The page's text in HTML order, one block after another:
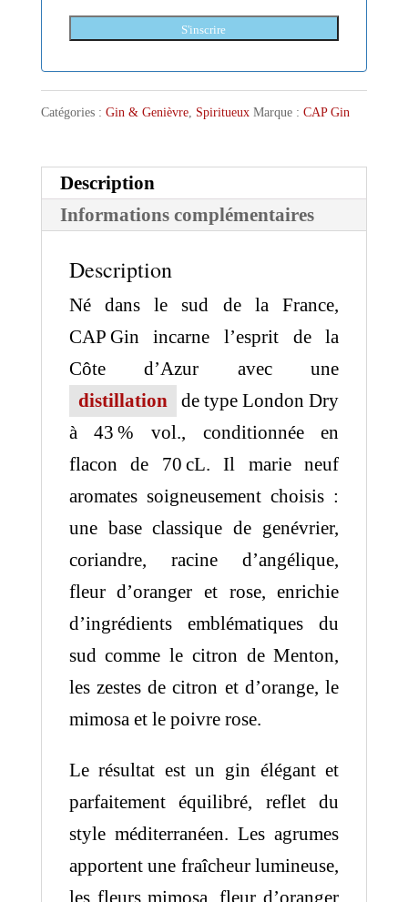
S'inscrire
Catégories : Gin & Genièvre, Spiritueux Marque : CAP Gin
Description
Informations complémentaires
Description
Né dans le sud de la France,
CAP Gin incarne l’esprit de la
Côte d’Azur avec une
distillation
de type London Dry
à 43 % vol., conditionnée en
flacon de 70 cL. Il marie neuf
aromates soigneusement choisis :
une base classique de genévrier,
coriandre, racine d’angélique,
fleur d’oranger et rose, enrichie
d’ingrédients emblématiques du
sud comme le citron de Menton,
les zestes de citron et d’orange, le
mimosa et le poivre rose.
Le résultat est un gin élégant et
parfaitement équilibré, reflet du
style méditerranéen. Les agrumes
apportent une fraîcheur lumineuse,